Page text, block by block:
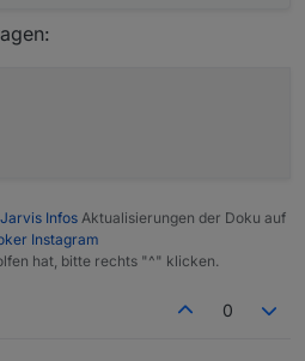
Jarvis Infos Aktualisierungen der Doku auf
Instagram
hat, bitte rechts "^" klicken.
0